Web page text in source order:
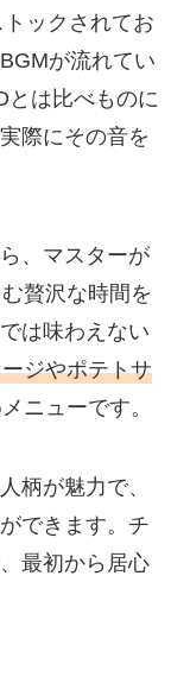
ックされてお
が流れてい
とは比べものに
際にその音を
、マスターが
贅沢な時間を
は味わえない
ジやポテトサ
ニューです。
柄が魅力で、
できます。チ
最初から居心